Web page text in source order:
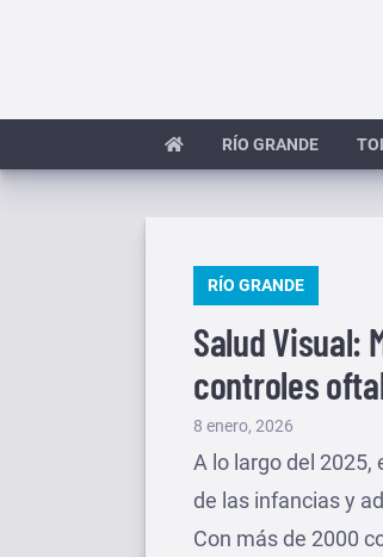
RÍO GRANDE
PUBLICADO
RÍO GRANDE
Salud Visual:
controles
Publicado
el
8 enero, 2026
A lo largo del 2025,
de las infancias y
Con más de 2000